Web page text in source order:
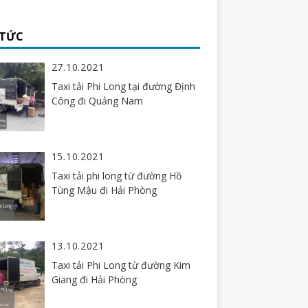
27.10.2021
Taxi tải Phi Long tại đường Định
Công đi Quảng Nam
15.10.2021
Taxi tải phi long từ đường Hồ
Tùng Mậu đi Hải Phòng
13.10.2021
Taxi tải Phi Long từ đường Kim
Giang đi Hải Phòng